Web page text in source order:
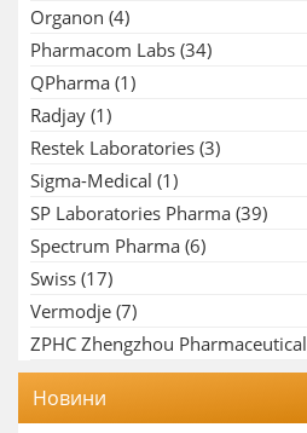
Organon (4)
Pharmacom Labs (34)
QPharma (1)
Radjay (1)
Restek Laboratories (3)
Sigma-Medical (1)
SP Laboratories Pharma (39)
Spectrum Pharma (6)
Swiss (17)
Vermodje (7)
ZPHC Zhengzhou Pharmaceutical
Новини